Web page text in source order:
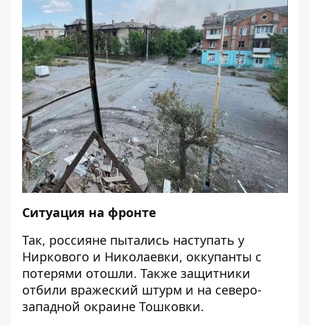
Ситуация на фронте
Так, россияне пытались наступать у
Ниркового и Николаевки, оккупанты с
потерями отошли. Также защитники
отбили вражеский штурм и на северо-
западной окраине Тошковки.